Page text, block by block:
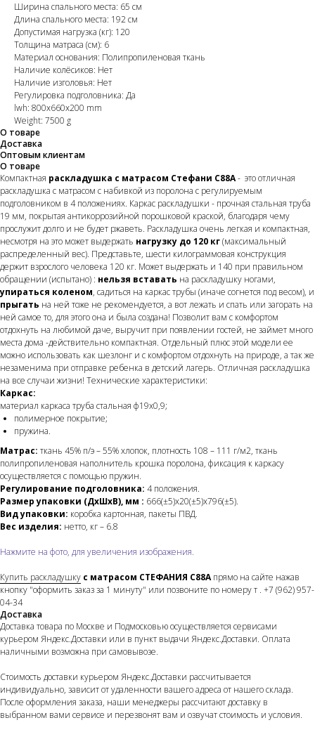
Ширина спального места: 65 см
Длина спального места: 192 см
Допустимая нагрузка (кг): 120
Толщина матраса (см): 6
Материал основания: Полипропиленовая ткань
Наличие колёсиков: Нет
Наличие изголовья: Нет
Регулировка подголовника: Да
lwh: 800x660x200 mm
Weight: 7500 g
О товаре
Доставка
Оптовым клиентам
О товаре
Компактная раскладушка с матрасом Стефани С88А- это отличная
раскладушка с матрасом с набивкой из поролона с регулируемым
подголовником в 4 положениях. Каркас раскладушки - прочная стальная труба
19 мм, покрытая антикоррозийной порошковой краской, благодаря чему
прослужит долго и не будет ржаветь. Раскладушка очень легкая и компактная,
несмотря на это может выдержать нагрузку до 120 кг(максимальный
распределенный вес). Представьте, шести килограммовая конструкция
держит взрослого человека 120 кг. Может выдержать и 140 при правильном
обращении (испытано) : нельзя вставать на раскладушку ногами,
упираться коленом, садиться на каркас трубы (иначе согнется под весом), и
прыгать на ней тоже не рекомендуется, а вот лежать и спать или загорать на
ней самое то, для этого она и была создана! Позволит вам с комфортом
отдохнуть на любимой даче, выручит при появлении гостей, не займет много
места дома -действительно компактная. Отдельный плюс этой модели ее
можно использовать как шезлонг и с комфортом отдохнуть на природе, а так же
незаменима при отправке ребенка в детский лагерь. Отличная раскладушка
на все случаи жизни! Технические характеристики:
Каркас:
материал каркаса труба стальная ф19х0,9;
полимерное покрытие;
пружина.
Матрас: ткань 45% п/э – 55% хлопок, плотность 108 – 111 г/м2, ткань
полипропиленовая наполнитель крошка поролона, фиксация к каркасу
осуществляется с помощью пружин.
Регулирование подголовника: 4 положения.
Размер упаковки (ДхШхВ), мм : 666(±5)х20(±5)х796(±5).
Вид упаковки: коробка картонная, пакеты ПВД.
Вес изделия: нетто, кг – 6.8
Нажмите на фото, для увеличения изображения.
Купить раскладушку с матрасом СТЕФАНИЯ С88Апрямо на сайте нажав
кнопку "оформить заказ за 1 минуту" или позвоните по номеру т . +7 (962) 957-
04-34
Доставка
Доставка товара по Москве и Подмосковью осуществляется сервисами
курьером Яндекс.Доставки или в пункт выдачи Яндекс.Доставки. Оплата
наличными возможна при самовывозе.
Стоимость доставки курьером Яндекс.Доставки рассчитывается
индивидуально, зависит от удаленности вашего адреса от нашего склада.
После оформления заказа, наши менеджеры рассчитают доставку в
выбранном вами сервисе и перезвонят вам и озвучат стоимость и условия.